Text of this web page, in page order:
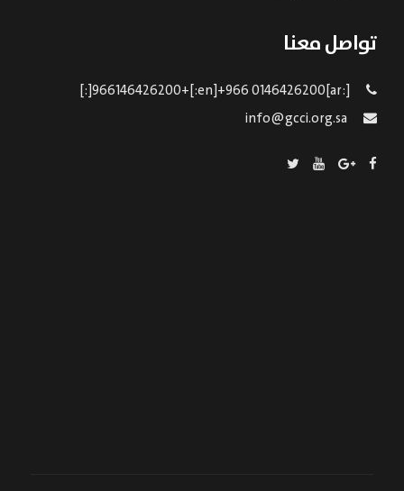
تواصل معنا
[:ar]966146426200+[:en]+966 0146426200[:]